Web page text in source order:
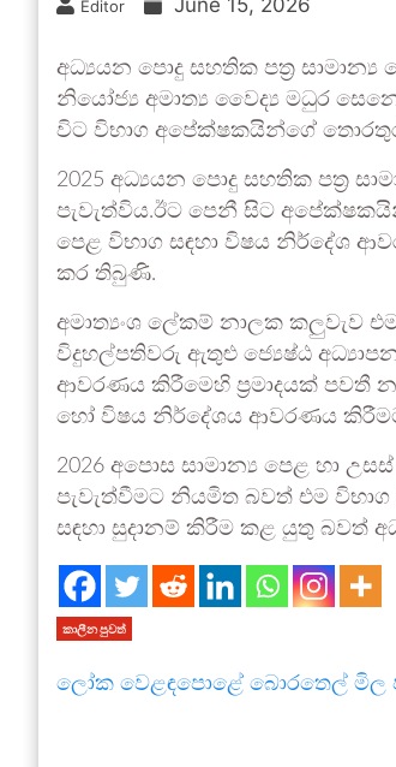
Editor June 15, 2026
අධ්‍යයන පොදු සහතික පත්‍ර
නියෝජ්‍ය අමාත්‍ය වෛද්‍ය මධුර
විට විභාග අපේක්ෂකයින්ගේ
2025 අධ්‍යයන පොදු සහතික පත්‍ර
පැවැත්විය.ඊට පෙනී සිට
පෙළ විභාග සඳහා විෂය නිර්දේශ
කර තිබුණි.
අමාත්‍යංශ ලේකම් නාලක කලුවැව
විදුහල්පතිවරු ඇතුළු ජ්‍යෙෂ්ඨ
ආවරණය කිරීමෙහි ප්‍රමාදයක් පවතී
හෝ විෂය නිර්දේශය ආවරණය
2026 අපොස සාමාන්‍ය පෙළ හා
පැවැත්වීමට නියමිත බවත් එම
සඳහා සුදානම් කිරීම කළ යුතු බවත්
කාලීන පුවත්
ලෝක වෙළඳපොළේ බොරතෙල් මිල